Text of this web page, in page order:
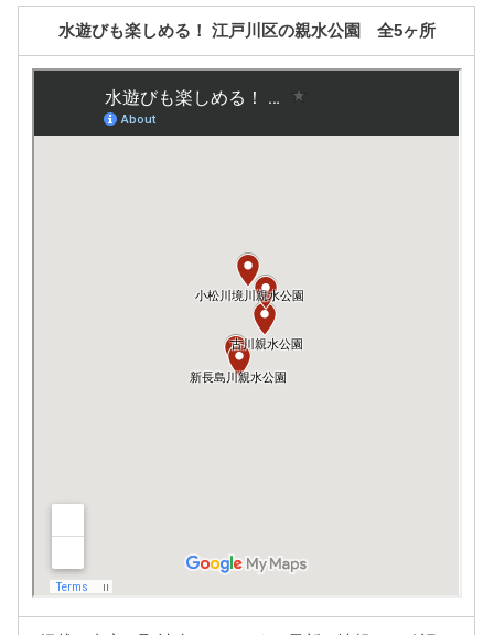
水遊びも楽しめる！ 江戸川区の親水公園 全5ヶ所